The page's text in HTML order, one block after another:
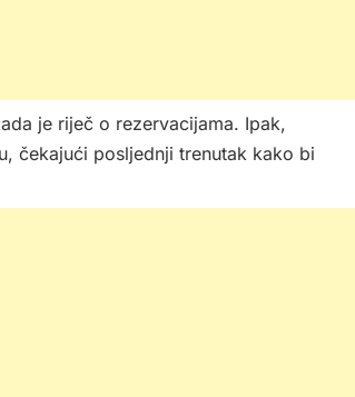
je riječ o rezervacijama. Ipak,
čekajući posljednji trenutak kako bi